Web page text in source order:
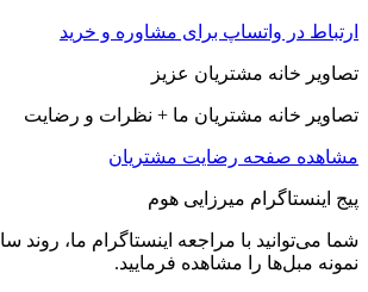
ارتباط در واتساپ برای مشاوره و خرید
تصاویر خانه مشتریان عزیز
تصاویر خانه مشتریان ما + نظرات و رضایت
مشاهده صفحه رضايت مشتريان
پیج اینستاگرام میرزایی هوم
شما می‌توانید با مراجعه اینستاگرام ما،
نمونه مبل‌ها را مشاهده فرمایید.